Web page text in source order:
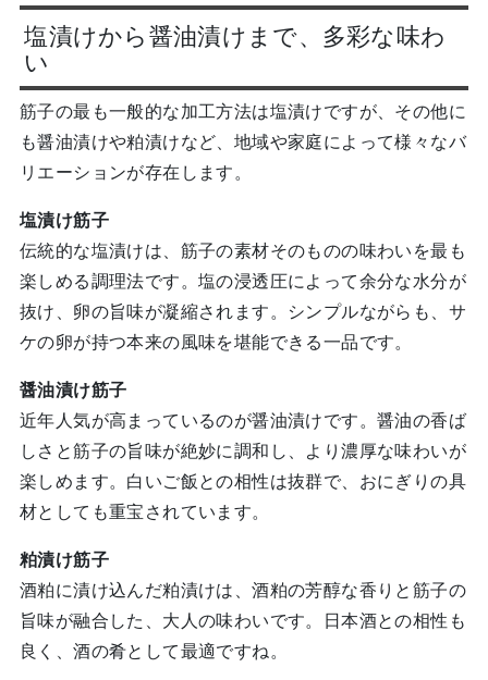
塩漬けから醤油漬けまで、多彩な味わ
い
筋子の最も一般的な加工方法は塩漬けですが、その他に
も醤油漬けや粕漬けなど、地域や家庭によって様々なバ
リエーションが存在します。
塩漬け筋子
伝統的な塩漬けは、筋子の素材そのものの味わいを最も
楽しめる調理法です。塩の浸透圧によって余分な水分が
抜け、卵の旨味が凝縮されます。シンプルながらも、サ
ケの卵が持つ本来の風味を堪能できる一品です。
醤油漬け筋子
近年人気が高まっているのが醤油漬けです。醤油の香ば
しさと筋子の旨味が絶妙に調和し、より濃厚な味わいが
楽しめます。白いご飯との相性は抜群で、おにぎりの具
材としても重宝されています。
粕漬け筋子
酒粕に漬け込んだ粕漬けは、酒粕の芳醇な香りと筋子の
旨味が融合した、大人の味わいです。日本酒との相性も
良く、酒の肴として最適ですね。